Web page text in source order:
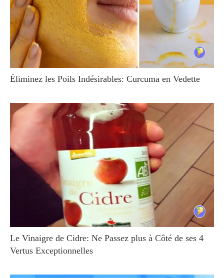
Éliminez les Poils Indésirables: Curcuma en Vedette
Le Vinaigre de Cidre: Ne Passez plus à Côté de ses 4
Vertus Exceptionnelles